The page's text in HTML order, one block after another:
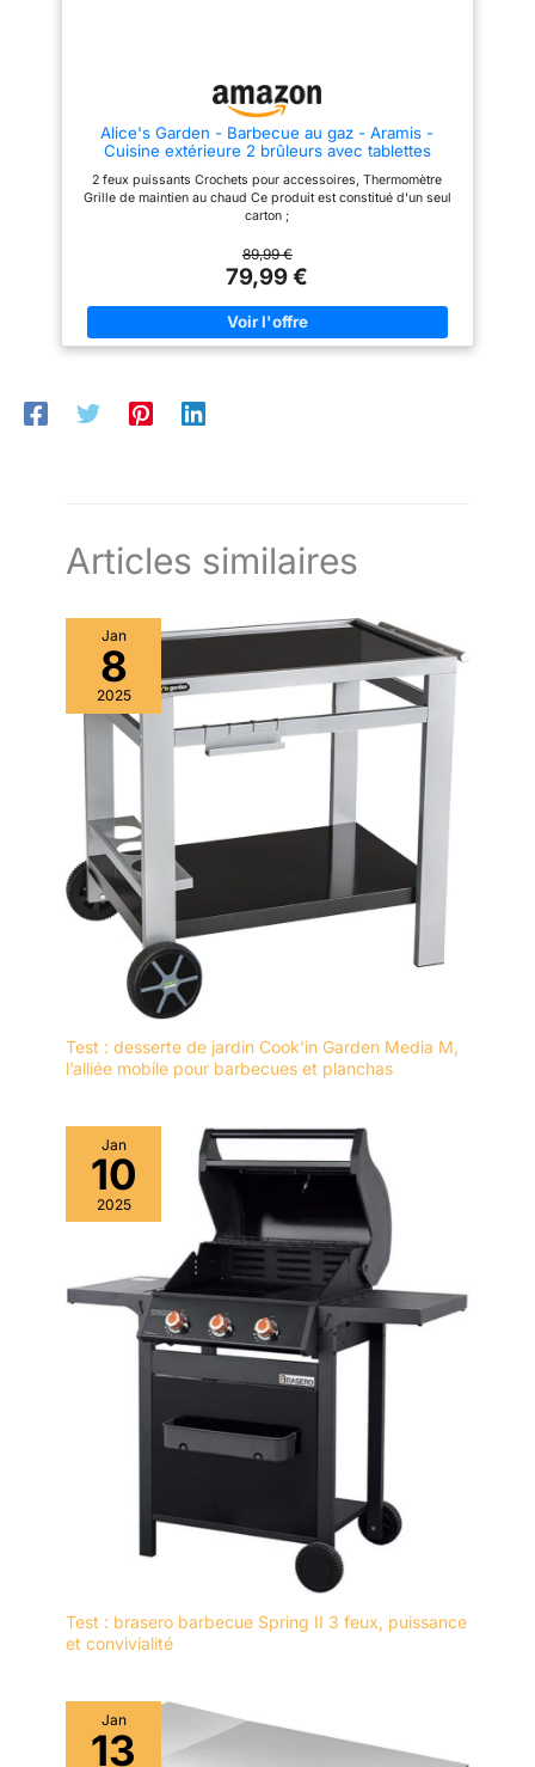
barbecue à gaz est doté d'un
bac à graisse amovible pour un
nettoyage plus simple et de 2
roulettes pour le déplacer
jardin; régulateur et tuyau non
fournis, à acheter séparément
Alice's Garden - Barbecue au gaz - Aramis -
Cuisine extérieure 2 brûleurs avec tablettes
2 feux puissants Crochets pour accessoires, Thermomètre
Grille de maintien au chaud Ce produit est constitué d'un seul
carton ;
89,99 €
79,99 €
Articles similaires
Jan
8
2025
Test : desserte de jardin Cook’in Garden Media M,
l’alliée mobile pour barbecues et planchas
Jan
10
2025
Test : brasero barbecue Spring II 3 feux, puissance
et convivialité
Jan
13